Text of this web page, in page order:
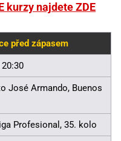
kurzy najdete ZDE
před zápasem
José Armando, Buenos
Profesional, 35. kolo